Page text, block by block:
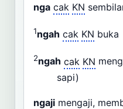
nga cak KN
1ngah cak KN buka
2ngah cak KN
sapi)
ngaji mengaji,